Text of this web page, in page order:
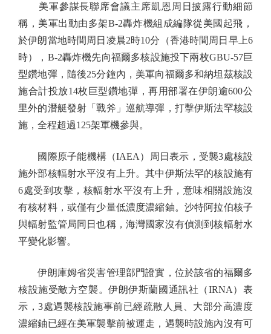
美軍參謀長聯席會議主席凱恩周日披露行動細節
稱，美軍出動由多架B-2轟炸機組成編隊從美國起飛，
於伊朗當地時間周日凌晨2時10分（香港時間周日早上6
時），B-2轟炸機先向福爾多核設施投下兩枚GBU-57巨
型鑽地彈，隨後25分鐘內，美軍向福爾多和納坦茲核設
施合計投放14枚巨型鑽地彈，再用部署在伊朗逾600公
里外的潛艇發射「戰斧」巡航導彈，打擊伊斯法罕核設
施，全程超過125架軍機參與。
國際原子能機構（IAEA）周日表示，受襲3處核設
施外部核輻射水平沒有上升。其中伊斯法罕的核設施有
6處受到攻擊，核輻射水平沒有上升，意味相關設施沒
有核材料，或僅有少量低濃度濃縮鈾。沙特阿拉伯核子
與輻射監管局同日也稱，海灣國家沒有偵測到核輻射水
平變化影響。
伊朗庫姆省災害管理部門證實，位於該省的福爾多
核設施受敵方空襲。伊朗伊斯蘭國通訊社（IRNA）表
示，3處遇襲核設施事前已經疏散人員、大部分高濃度
濃縮鈾已經在美軍襲擊前被運走，遇襲時設施內沒有可